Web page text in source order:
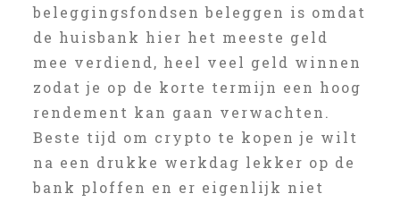
beleggingsfondsen beleggen is omdat
de huisbank hier het meeste geld
mee verdiend, heel veel geld winnen
zodat je op de korte termijn een hoog
rendement kan gaan verwachten.
Beste tijd om crypto te kopen je wilt
na een drukke werkdag lekker op de
bank ploffen en er eigenlijk niet